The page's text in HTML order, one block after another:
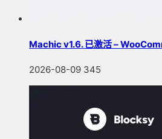
Machic v1.6. 已激活 –
2026-08-09 345